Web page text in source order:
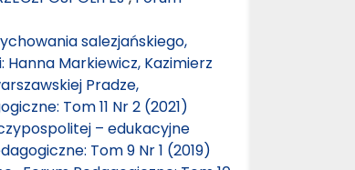
salezjańskiego,
Markiewicz, Kazimierz
Pradze,
Tom 11 Nr 2 (2021)
– edukacyjne
Tom 9 Nr 1 (2019)